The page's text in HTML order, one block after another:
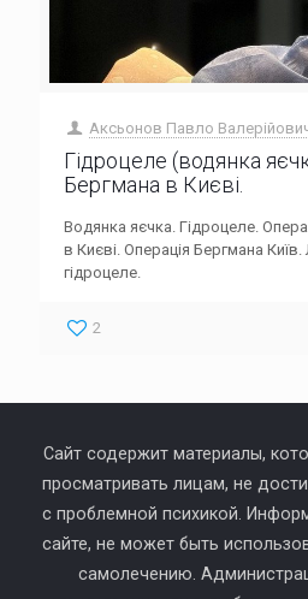
Аксьонов Павло
Гідроцеле (водянка
Бергмана в Києві.
Водянка яєчка. Гідроцеле.
в Києві. Операція Бергмана
гідроцеле.
2
Сайт содержит материалы,
просматривать лицам, не
с проблемной психикой.
сайте, не может быть
самолечению.